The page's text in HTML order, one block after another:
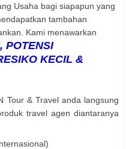
Usaha bagi siapapun yang
tambahan
Kami menawarkan
POTENSI
KECIL &
Tour & Travel anda langsung
travel agen diantaranya